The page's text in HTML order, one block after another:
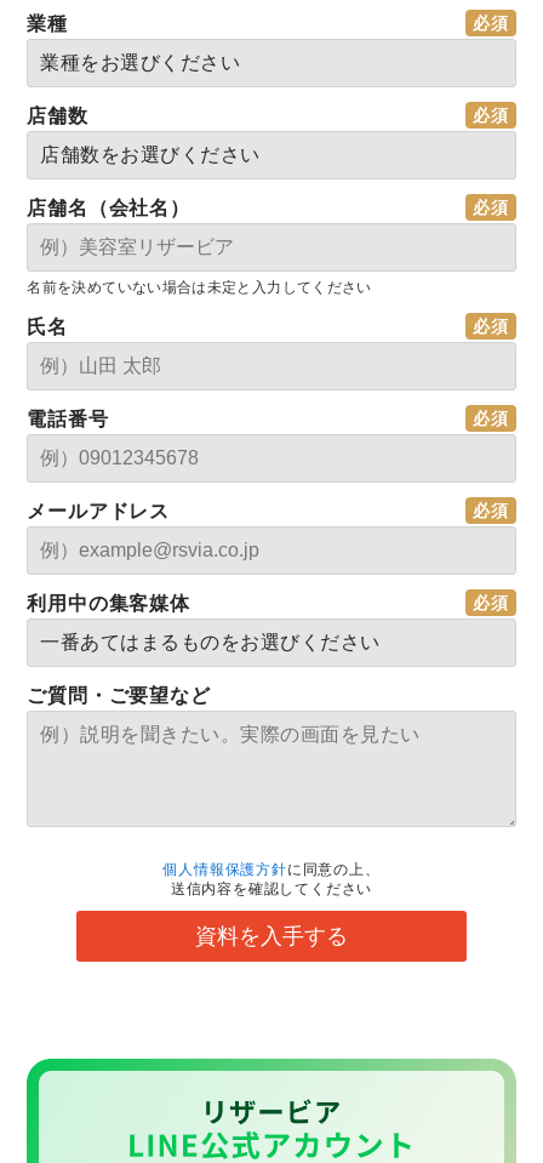
業種
店舗数
店舗名（会社名）
名前を決めていない場合は未定と入力してください
氏名
電話番号
メールアドレス
利用中の集客媒体
ご質問・ご要望など
個人情報保護方針に同意の上、
送信内容を確認してください
資料を入手する